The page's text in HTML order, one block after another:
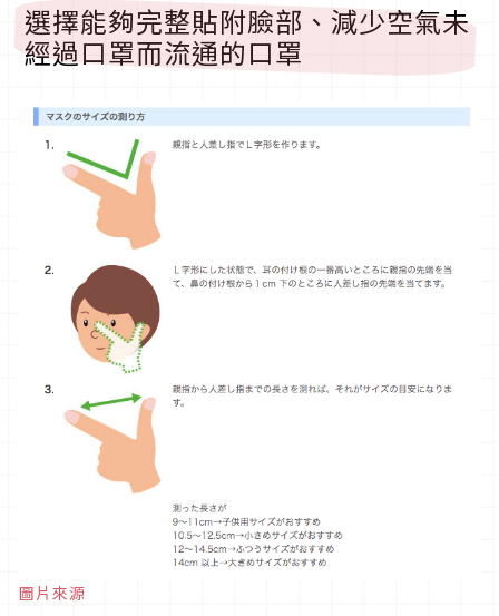
選擇能夠完整貼附臉部、減少空氣未
經過口罩而流通的口罩
圖片來源